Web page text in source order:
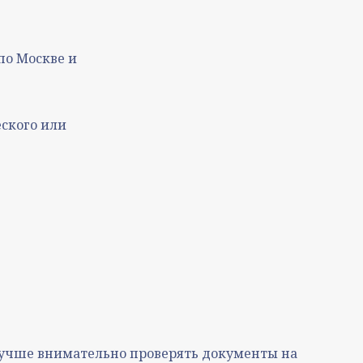
Москве и
или
внимательно проверять документы на